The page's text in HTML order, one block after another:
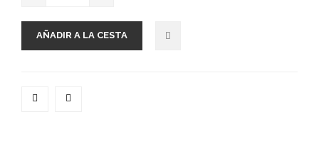
AÑADIR A LA CESTA